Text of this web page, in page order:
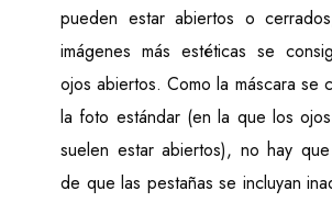
1 Gbps wired LAN connectivity
supported)
Windows 10 or 11
Recommended
Windows Home Edition &
NOT SUPPORTED
Internet Explorer 11
pueden estar abiertos o
imágenes más estéticas se
ojos abiertos. Como la máscara se
la foto estándar (en la que los
suelen estar abiertos), no hay
de que las pestañas se incluyan